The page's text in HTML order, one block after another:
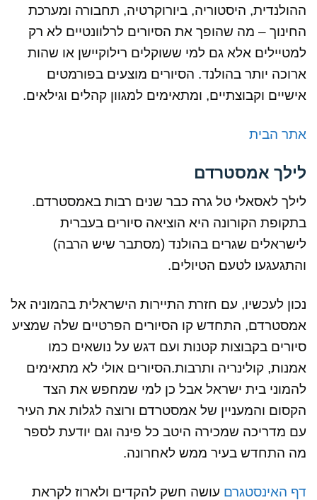
ההולנדית, היסטוריה, ביורוקרטיה, תחבורה ומערכת
החינוך – מה שהופך את הסיורים לרלוונטיים לא רק
למטיילים אלא גם למי ששוקלים רילוקיישן או שהות
ארוכה יותר בהולנד. הסיורים מוצעים בפורמטים
אישיים וקבוצתיים, ומתאימים למגוון קהלים וגילאים.
אתר הבית
לילך אמסטרדם
לילך לאסאלי טל גרה כבר שנים רבות באמסטרדם.
בתקופת הקורונה היא הוציאה סיורים בעברית
לישראלים שגרים בהולנד (מסתבר שיש הרבה)
והתגעגעו לטעם הטיולים.
נכון לעכשיו, עם חזרת התיירות הישראלית בהמוניה אל
אמסטרדם, התחדש קו הסיורים הפרטיים שלה שמציע
סיורים בקבוצות קטנות ועם דגש על נושאים כמו
אמנות, קולינריה ותרבות.הסיורים אולי לא מתאימים
להמוני בית ישראל אבל כן למי שמחפש את הצד
הקסום והמעניין של אמסטרדם ורוצה לגלות את העיר
עם מדריכה שמכירה היטב כל פינה וגם יודעת לספר
מה התחדש בעיר ממש לאחרונה.
דף האינסטגרם עושה חשק להקדים ולארוז לקראת